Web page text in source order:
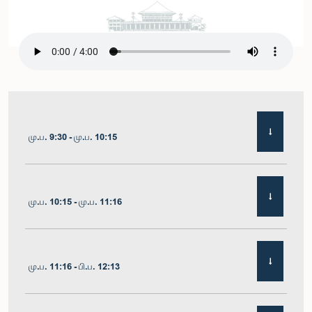
மு.ப. 9:30 - மு.ப. 10:15
மு.ப. 10:15 - மு.ப. 11:16
மு.ப. 11:16 - பி.ப. 12:13